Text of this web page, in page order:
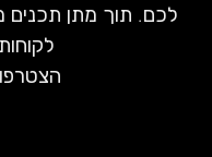
לכם. תוך מתן תכנים